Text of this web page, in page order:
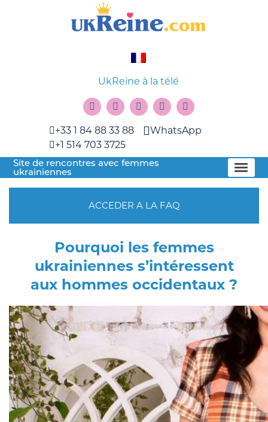
UkReine à la télé
+33 1 84 88 33 88
+1 514 703 3725
WhatsApp
Site de rencontres avec femmes
ukrainiennes
ACCEDER A LA FAQ
Pourquoi les femmes
ukrainiennes s’intéressent
aux hommes occidentaux ?